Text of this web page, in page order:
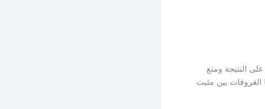
النتيجة ومنع
الفروقات بين مثبت